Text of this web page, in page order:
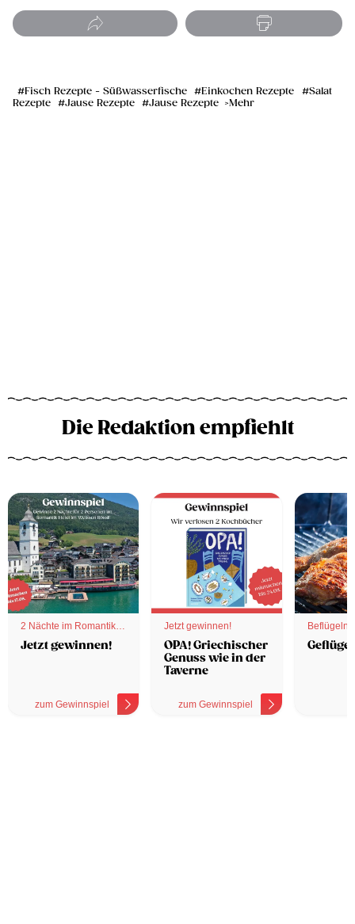
Fisch Rezepte - Süßwasserfische Einkochen Rezepte
Salat
Rezepte
Jause Rezepte Jause Rezepte Mehr
Die Redaktion empfiehlt
2 Nächte im Romantik
Hotel
Jetzt gewinnen!
zum Gewinnspiel
Jetzt gewinnen!
OPA! Griechischer
Genuss wie in der
Taverne
zum Gewinnspiel